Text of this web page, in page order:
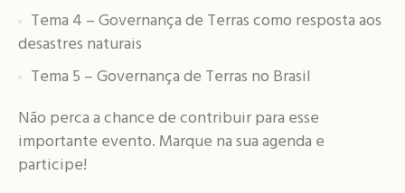
Tema 4 – Governança de Terras como resposta aos
desastres naturais
Tema 5 – Governança de Terras no Brasil
Não perca a chance de contribuir para esse
importante evento. Marque na sua agenda e
participe!